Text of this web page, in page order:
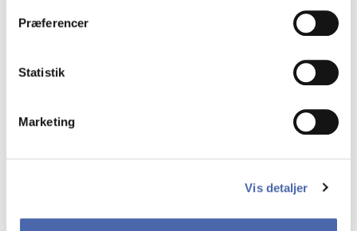
Præferencer
Statistik
Marketing
Vis detaljer
KOM TIL ÅBENT HUS